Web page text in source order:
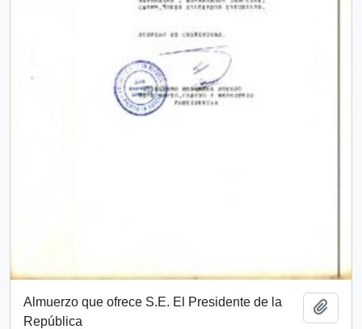
Almuerzo que ofrece S.E. El Presidente de la
República